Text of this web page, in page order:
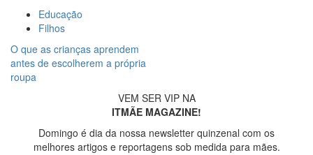
Educação
Filhos
O que as crianças aprendem
antes de escolherem a própria
roupa
VEM SER VIP NA
ITMÃE MAGAZINE!
Domingo é dia da nossa newsletter quinzenal com os
melhores artigos e reportagens sob medida para mães.